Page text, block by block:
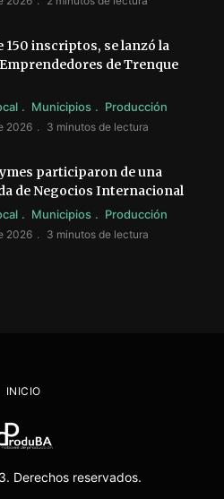
150 inscriptos, se lanzó la
de Trenque
Municipios Producción
2026 3 minutos de lectura
participaron de una
de Negocios Internacional
Municipios Producción
2026 3 minutos de lectura
INICIO
Derechos reservados.